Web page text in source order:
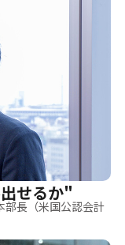
せるか"
部長（米国公認会計